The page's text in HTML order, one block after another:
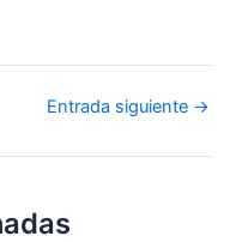
Entrada siguiente →